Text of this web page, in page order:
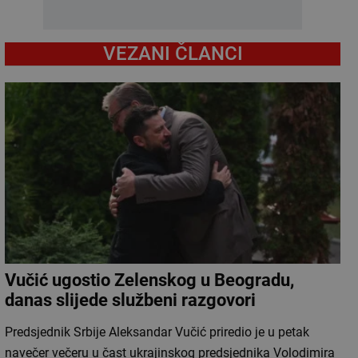
VEZANI ČLANCI
Vučić ugostio Zelenskog u Beogradu,
danas slijede službeni razgovori
Predsjednik Srbije Aleksandar Vučić priredio je u petak
navečer večeru u čast ukrajinskog predsjednika Volodimira